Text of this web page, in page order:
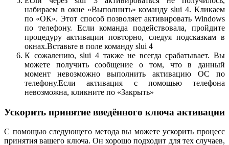
набираем в окне «Выполнить» команду slui 4. Кликаем
по «ОК». Этот способ позволяет активировать Windows
по телефону. Если команда подействовала, пройдите
процедуру активации повторно, следуя подсказкам в
окнах.Вставьте в поле команду slui 4
К сожалению, slui 4 также не всегда срабатывает. Вы
можете получить сообщение о том, что в данный
момент невозможно выполнить активацию ОС по
телефону.Если активация с помощью телефона
невозможна, кликните по «Закрыть»
Ускорить принятие введённого ключа активации
С помощью следующего метода вы можете ускорить процесс
принятия вашего ключа. Он хорошо подходит для тех случаев,